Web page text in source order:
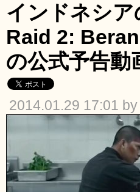
インドネシ
Raid 2:
の公式予告動
2014.01.29 17:01 by